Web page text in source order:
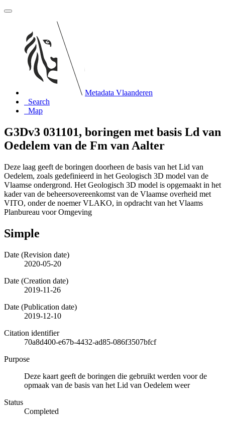
Metadata Vlaanderen
Search
Map
G3Dv3 031101, boringen met basis Ld van
Oedelem van de Fm van Aalter
Deze laag geeft de boringen doorheen de basis van het Lid van
Oedelem, zoals gedefinieerd in het Geologisch 3D model van de
Vlaamse ondergrond. Het Geologisch 3D model is opgemaakt in het
kader van de beheersovereenkomst van de Vlaamse overheid met
VITO, onder de noemer VLAKO, in opdracht van het Vlaams
Planbureau voor Omgeving
Simple
Date (Revision date)
2020-05-20
Date (Creation date)
2019-11-26
Date (Publication date)
2019-12-10
Citation identifier
70a8d400-e67b-4432-ad85-086f3507bfcf
Purpose
Deze kaart geeft de boringen die gebruikt werden voor de
opmaak van de basis van het Lid van Oedelem weer
Status
Completed